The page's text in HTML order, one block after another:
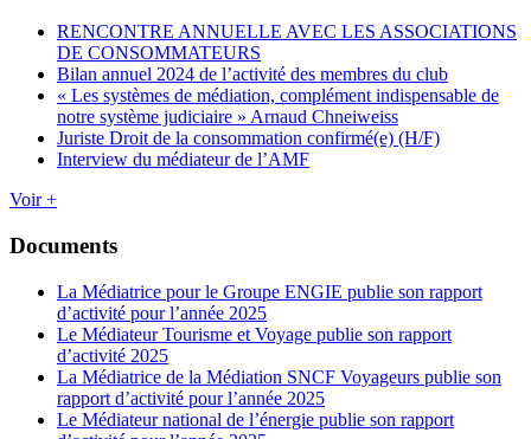
RENCONTRE ANNUELLE AVEC LES ASSOCIATIONS
DE CONSOMMATEURS
Bilan annuel 2024 de l’activité des membres du club
« Les systèmes de médiation, complément indispensable de
notre système judiciaire » Arnaud Chneiweiss
Juriste Droit de la consommation confirmé(e) (H/F)
Interview du médiateur de l’AMF
Voir +
Documents
La Médiatrice pour le Groupe ENGIE publie son rapport
d’activité pour l’année 2025
Le Médiateur Tourisme et Voyage publie son rapport
d’activité 2025
La Médiatrice de la Médiation SNCF Voyageurs publie son
rapport d’activité pour l’année 2025
Le Médiateur national de l’énergie publie son rapport